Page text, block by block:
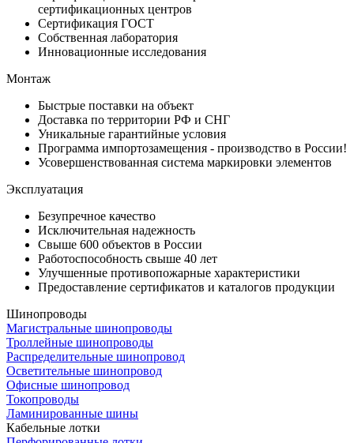
сертификационных центров
Сертификация ГОСТ
Собственная лаборатория
Инновационные исследования
Монтаж
Быстрые поставки на объект
Доставка по территории РФ и СНГ
Уникальные гарантийные условия
Программа импортозамещения - производство в России!
Усовершенствованная система маркировки элементов
Эксплуатация
Безупречное качество
Исключительная надежность
Свыше 600 объектов в России
Работоспособность свыше 40 лет
Улучшенные противопожарные характеристики
Предоставление сертификатов и каталогов продукции
Шинопроводы
Магистральные шинопроводы
Троллейные шинопроводы
Распределительные шинопровод
Осветительные шинопровод
Офисные шинопровод
Токопроводы
Ламинированные шины
Кабельные лотки